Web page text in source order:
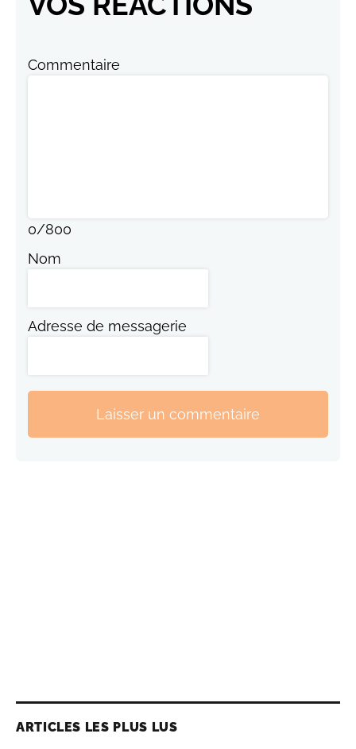
Commentaire
0/800
Nom
Adresse de messagerie
Laisser un commentaire
ARTICLES LES PLUS LUS